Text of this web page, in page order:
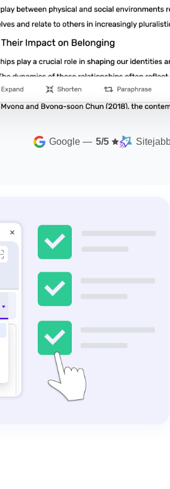
Google — 5/5